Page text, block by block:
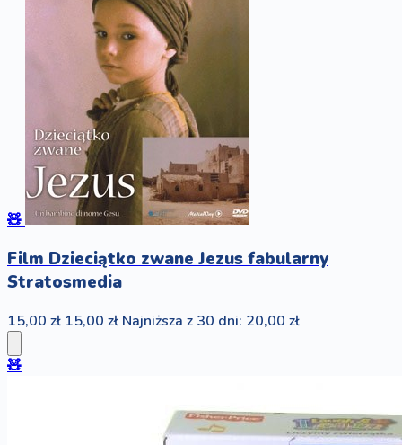
🧸
Film Dzieciątko zwane Jezus fabularny
Stratosmedia
15,00 zł 15,00 zł Najniższa z 30 dni: 20,00 zł
🧸